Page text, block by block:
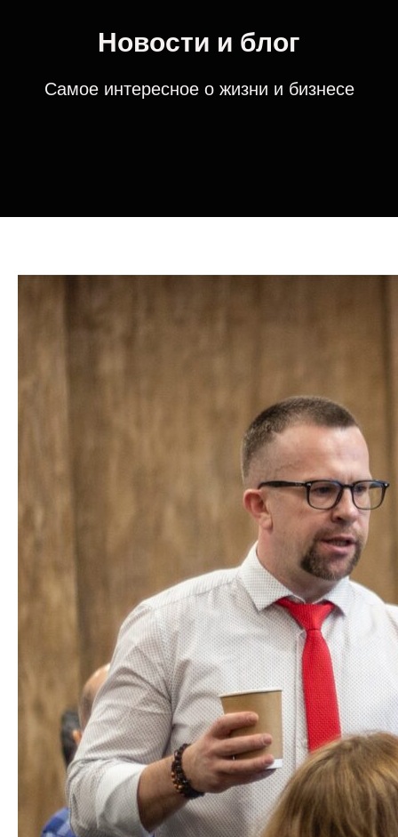
Новости и блог
Самое интересное о жизни и бизнесе